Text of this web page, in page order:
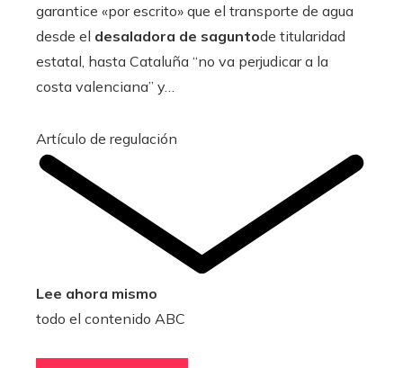
garantice «por escrito» que el transporte de agua
desde el desaladora de saguntode titularidad
estatal, hasta Cataluña “no va perjudicar a la
costa valenciana” y…
Artículo de regulación
Lee ahora mismo
todo el contenido ABC